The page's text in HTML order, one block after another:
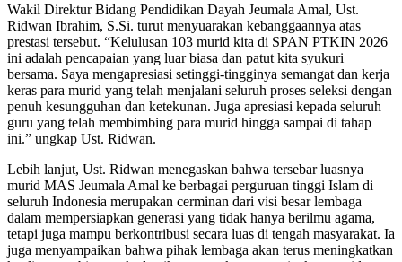
Wakil Direktur Bidang Pendidikan Dayah Jeumala Amal, Ust.
Ridwan Ibrahim, S.Si. turut menyuarakan kebanggaannya atas
prestasi tersebut. “Kelulusan 103 murid kita di SPAN PTKIN 2026
ini adalah pencapaian yang luar biasa dan patut kita syukuri
bersama. Saya mengapresiasi setinggi-tingginya semangat dan kerja
keras para murid yang telah menjalani seluruh proses seleksi dengan
penuh kesungguhan dan ketekunan. Juga apresiasi kepada seluruh
guru yang telah membimbing para murid hingga sampai di tahap
ini.” ungkap Ust. Ridwan.
Lebih lanjut, Ust. Ridwan menegaskan bahwa tersebar luasnya
murid MAS Jeumala Amal ke berbagai perguruan tinggi Islam di
seluruh Indonesia merupakan cerminan dari visi besar lembaga
dalam mempersiapkan generasi yang tidak hanya berilmu agama,
tetapi juga mampu berkontribusi secara luas di tengah masyarakat. Ia
juga menyampaikan bahwa pihak lembaga akan terus meningkatkan